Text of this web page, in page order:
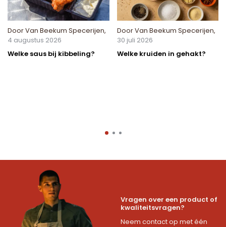
DoorVan Beekum Specerijen,
4 augustus 2026
Welke saus bij kibbeling?
DoorVan Beekum Specerijen,
30 juli 2026
Welke kruiden in gehakt?
Vragen over een product of
kwaliteitsvragen?
Neem contact op met één